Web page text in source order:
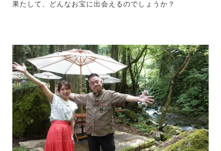
果たして、どんなお宝に出会えるのでしょうか？